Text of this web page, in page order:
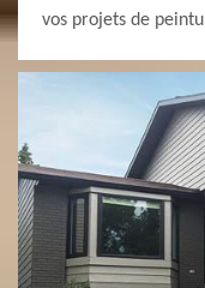
vos projets de